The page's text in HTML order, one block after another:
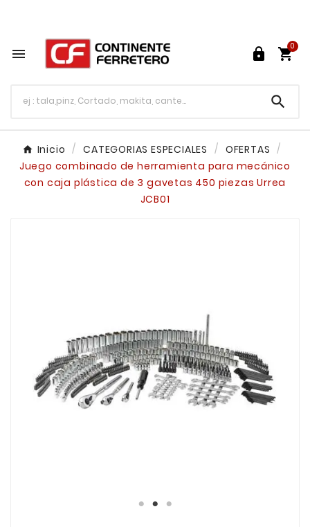
  
0

Inicio CATEGORIAS ESPECIALES
OFERTAS
Juego combinado de herramienta para mecánico
con caja plástica de 3 gavetas 450 piezas Urrea
JCB01